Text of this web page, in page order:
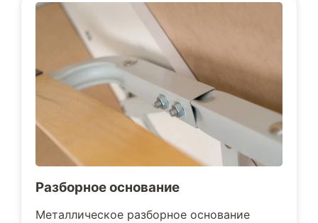
Разборное основание
Металлическое разборное основание